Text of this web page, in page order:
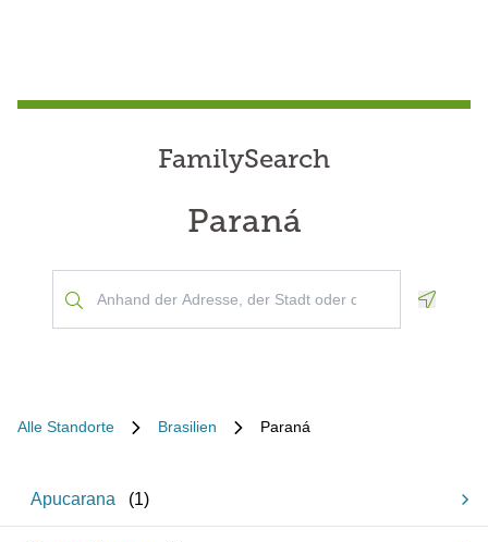
FamilySearch
Paraná
Alle Standorte Brasilien Paraná
Apucarana (1)